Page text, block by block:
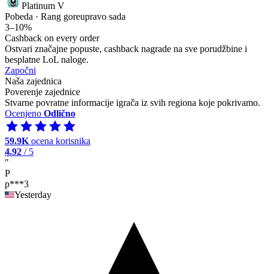
Platinum V
Pobeda · Rang goreupravo sada
3–10%
Cashback on every order
Ostvari značajne popuste, cashback nagrade na sve porudžbine i
besplatne LoL naloge.
Započni
Naša zajednica
Poverenje zajednice
Stvarne povratne informacije igrača iz svih regiona koje pokrivamo.
Ocenjeno Odlično
59.9K ocena korisnika
4.92 / 5
"
P
p***3
Yesterday